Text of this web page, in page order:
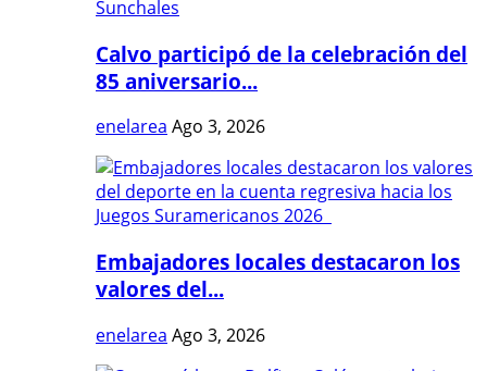
Calvo participó de la celebración del
85 aniversario...
enelarea Ago 3, 2026
Embajadores locales destacaron los
valores del...
enelarea Ago 3, 2026